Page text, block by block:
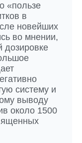
«пользе
в
новейших
во мнении,
дозировке
систему и
выводу
около 1500